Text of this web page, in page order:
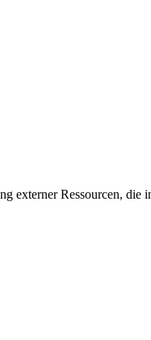
externer Ressourcen, die